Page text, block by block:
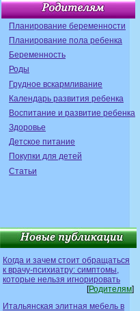
Планирование беременности
Планирование пола ребенка
Беременность
Роды
Грудное вскармливание
Календарь развития ребенка
Воспитание и развитие ребенка
Здоровье
Детское питание
Покупки для детей
Статьи
Когда и зачем стоит обращаться
к врачу-психиатру: симптомы,
которые нельзя игнорировать
[Родителям]
Итальянская элитная мебель в